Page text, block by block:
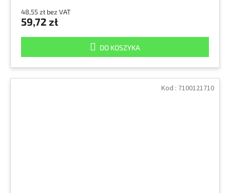
48,55 zł bez VAT
59,72 zł
DO KOSZYKA
Kod : 7100121710